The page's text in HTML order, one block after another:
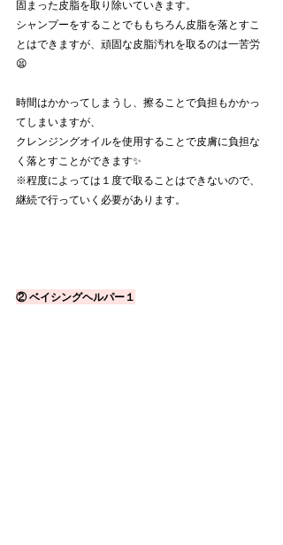
固まった皮脂を取り除いていきます。
シャンプーをすることでももちろん皮脂を落とすこ
とはできますが、頑固な皮脂汚れを取るのは一苦労
😫
時間はかかってしまうし、擦ることで負担もかかっ
てしまいますが、
クレンジングオイルを使用することで皮膚に負担な
く落とすことができます✨
※程度によっては１度で取ることはできないので、
継続で行っていく必要があります。
② ベイシングヘルパー１